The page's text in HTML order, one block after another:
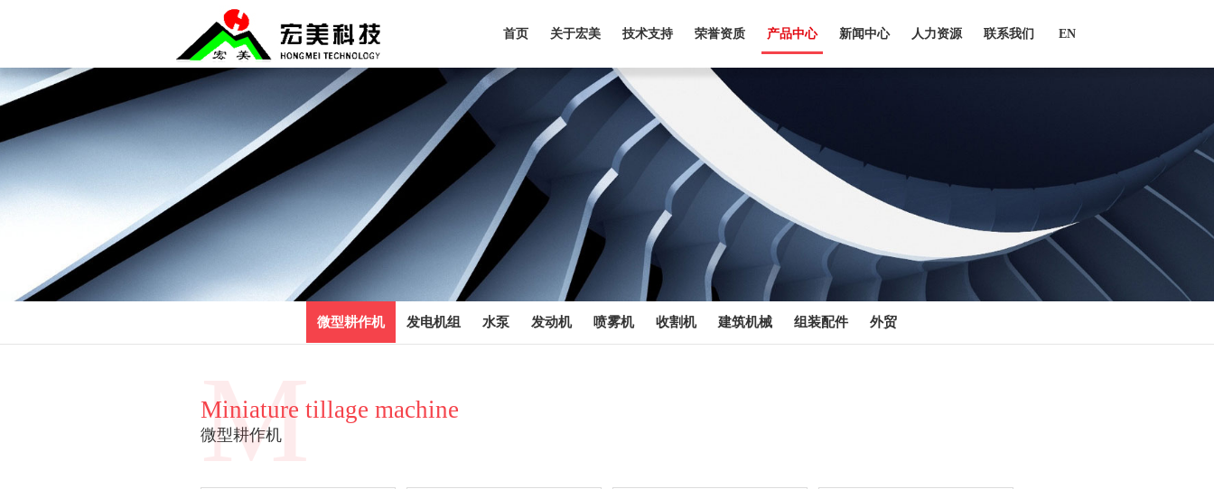
首页 关于宏美 技术支持 荣誉资质 产品中心 新闻中心 人力资源 联系我们 EN
微型耕作机 发电机组 水泵 发动机 喷雾机 收割机 建筑机械 组装配件 外贸
Miniature tillage machine
微型耕作机
M